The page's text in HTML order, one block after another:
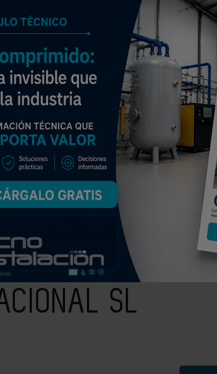
Válvulas de equilibrado para
NOTICIAS
EMPRESAS
INTERTRONIC INTERNACIONAL SL
SL